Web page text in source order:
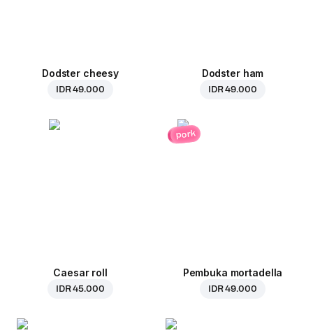
Dodster cheesy
IDR 49.000
Dodster ham
IDR 49.000
Caesar roll
IDR 45.000
pork
Pembuka mortadella
IDR 49.000